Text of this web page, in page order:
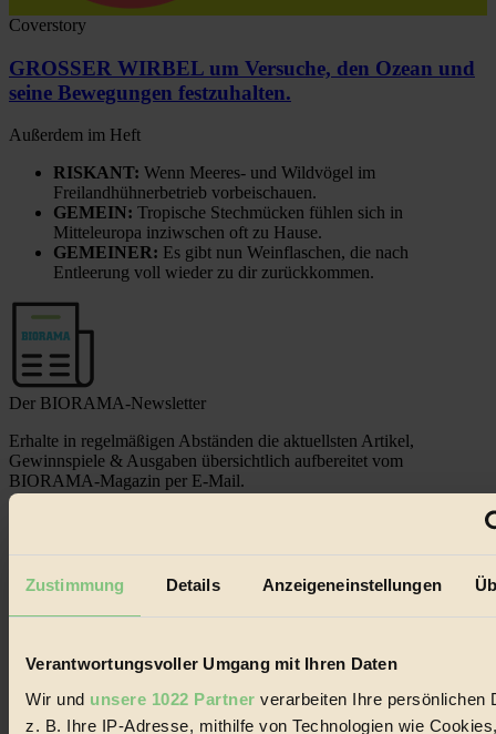
Zustimmung Details Anzeigeneinstellungen
Verantwortungsvoller Umgang mit Ihren Daten
Wir und unsere 1022 Partner verarbeiten Ihre persönlichen
z. B. Ihre IP-Adresse, mithilfe von Technologien wie
Coverstory
GROSSER WIRBEL um Versuche, den Ozean und
seine Bewegungen festzuhalten.
Außerdem im Heft
RISKANT: Wenn Meeres- und Wildvögel im
Freilandhühnerbetrieb vorbeischauen.
GEMEIN: Tropische Stechmücken fühlen sich in
Mitteleuropa inziwschen oft zu Hause.
GEMEINER: Es gibt nun Weinflaschen, die nach
Entleerung voll wieder zu dir zurückkommen.
Der BIORAMA-Newsletter
Erhalte in regelmäßigen Abständen die aktuellsten Artikel,
Gewinnspiele & Ausgaben übersichtlich aufbereitet vom
BIORAMA-Magazin per E-Mail.
© 2026 Biorama GmbH